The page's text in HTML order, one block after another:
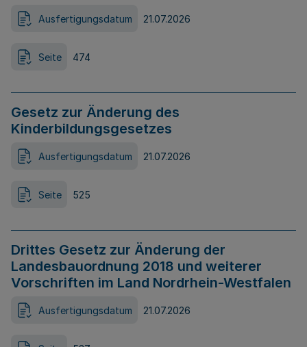
Ausfertigungsdatum 21.07.2026
Seite 474
Gesetz zur Änderung des
Kinderbildungsgesetzes
Ausfertigungsdatum 21.07.2026
Seite 525
Drittes Gesetz zur Änderung der
Landesbauordnung 2018 und weiterer
Vorschriften im Land Nordrhein-Westfalen
Ausfertigungsdatum 21.07.2026